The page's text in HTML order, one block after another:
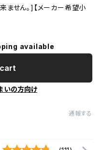
せん。]【メーカー希望小
available
いの方向け
通報する